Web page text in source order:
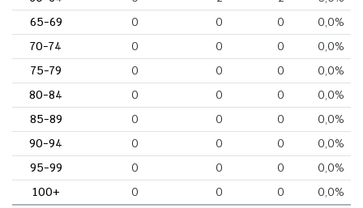
65-69
0 0 0
0,0%
70-74
0 0 0
0,0%
75-79
0 0 0
0,0%
80-84
0 0 0
0,0%
85-89
0 0 0
0,0%
90-94
0 0 0
0,0%
95-99
0 0 0
0,0%
100+
0 0 0
0,0%